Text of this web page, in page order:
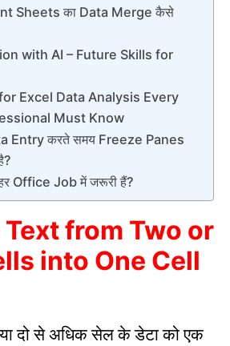
Sheets का Data Merge कैसे
with AI – Future Skills for
Excel Data Analysis Every
Must Know
Entry करते समय Freeze Panes
Office Job में जरूरी हैं?
from Two or
into One Cell
दो से अधिक सेल के डेटा को एक